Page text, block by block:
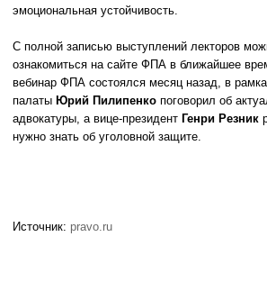
эмоциональная устойчивость.
С полной записью выступлений лекторов
ознакомиться на сайте ФПА в ближайшее
вебинар ФПА состоялся месяц назад, в
палаты Юрий Пилипенко поговорил об
адвокатуры, а вице-президент Генри Резник
нужно знать об уголовной защите.
Источник: pravo.ru